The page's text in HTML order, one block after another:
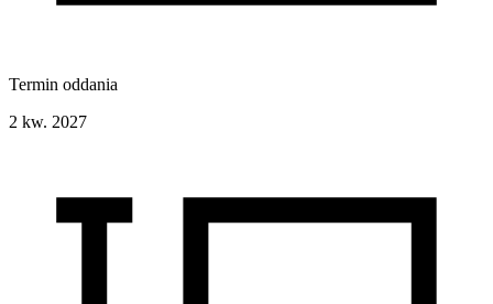
Termin oddania
2 kw. 2027